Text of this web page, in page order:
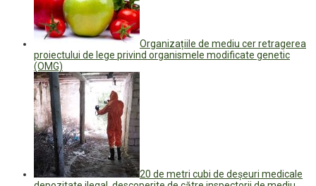
Organizațiile de mediu cer retragerea
proiectului de lege privind organismele modificate genetic
(OMG)
20 de metri cubi de deșeuri medicale